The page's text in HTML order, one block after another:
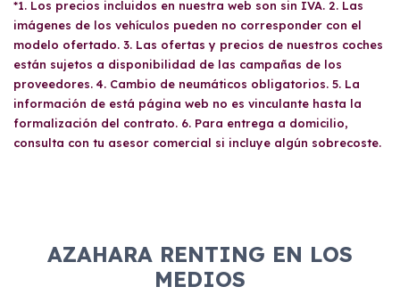
*1. Los precios incluidos en nuestra web son sin IVA. 2. Las
imágenes de los vehículos pueden no corresponder con el
modelo ofertado. 3. Las ofertas y precios de nuestros coches
están sujetos a disponibilidad de las campañas de los
proveedores. 4. Cambio de neumáticos obligatorios. 5. La
información de está página web no es vinculante hasta la
formalización del contrato. 6. Para entrega a domicilio,
consulta con tu asesor comercial si incluye algún sobrecoste.
AZAHARA RENTING EN LOS
MEDIOS